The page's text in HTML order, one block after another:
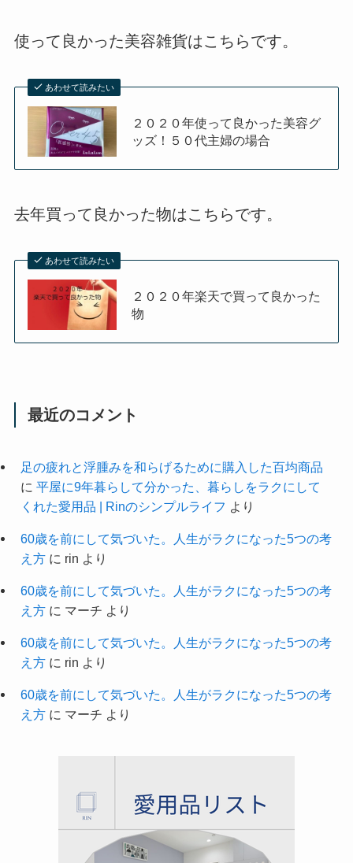
使って良かった美容雑貨はこちらです。
あわせて読みたい
２０２０年使って良かった美容グ
ッズ！５０代主婦の場合
去年買って良かった物はこちらです。
あわせて読みたい
２０２０年楽天で買って良かった
物
最近のコメント
足の疲れと浮腫みを和らげるために購入した百均商品
に 平屋に9年暮らして分かった、暮らしをラクにして
くれた愛用品 | Rinのシンプルライフ より
60歳を前にして気づいた。人生がラクになった5つの考
え方に rin より
60歳を前にして気づいた。人生がラクになった5つの考
え方に マーチ より
60歳を前にして気づいた。人生がラクになった5つの考
え方に rin より
60歳を前にして気づいた。人生がラクになった5つの考
え方に マーチ より